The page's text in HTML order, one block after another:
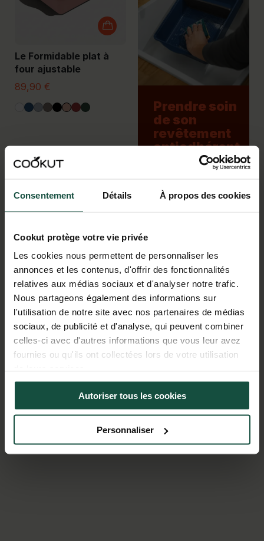
Consentement Détails À propos des cookies
Cookut protège votre vie privée
Les cookies nous permettent de personnaliser les
annonces et les contenus, d'offrir des fonctionnalités
relatives aux médias sociaux et d'analyser notre trafic.
Nous partageons également des informations sur
l'utilisation de notre site avec nos partenaires de médias
sociaux, de publicité et d'analyse, qui peuvent combiner
celles-ci avec d'autres informations que vous leur avez
fournies ou qu'ils ont collectées lors de votre utilisation
Politique de confidentialité
Partager des données d'analyse, de publicité, de
l'utilisateur et de personnalisation de la publicité
Autoriser tous les cookies
Personnaliser
Le Formidable plat à
four ajustable
89,90 €
Prendre soin
de son
revêtement
antiadhérent
sans PFAS